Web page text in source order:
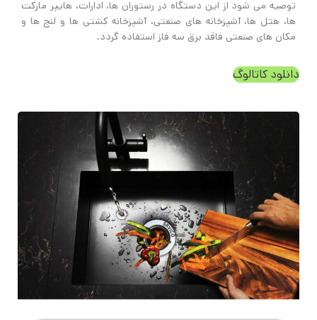
توصیه می شود از این دستگاه در رستوران ها، ادارات، هایپر مارکت
ها، هتل ها، آشپزخانه های صنعتی، آشپزخانه کشتی ها و لنج ها و
مکان های صنعتی فاقد برق سه فاز استفاده گردد.
دانلود کاتالوگ